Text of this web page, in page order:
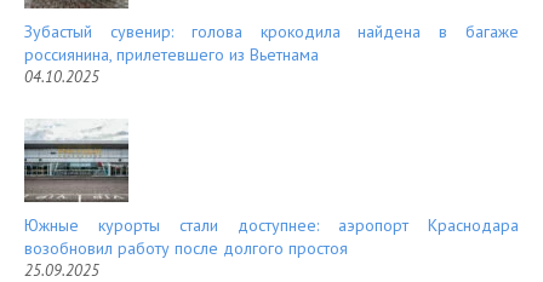
Зубастый сувенир: голова крокодила найдена в багаже
россиянина, прилетевшего из Вьетнама
04.10.2025
Южные курорты стали доступнее: аэропорт Краснодара
возобновил работу после долгого простоя
25.09.2025